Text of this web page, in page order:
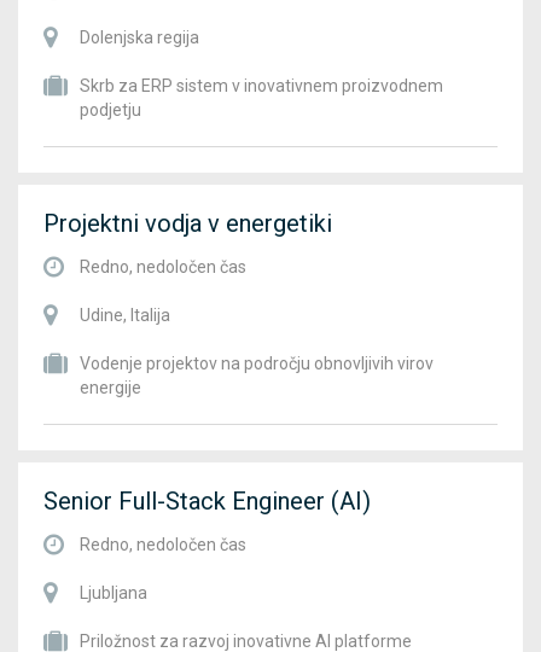
Dolenjska regija
Skrb za ERP sistem v inovativnem proizvodnem
podjetju
Projektni vodja v energetiki
Redno, nedoločen čas
Udine, Italija
Vodenje projektov na področju obnovljivih virov
energije
Senior Full-Stack Engineer (AI)
Redno, nedoločen čas
Ljubljana
Priložnost za razvoj inovativne AI platforme